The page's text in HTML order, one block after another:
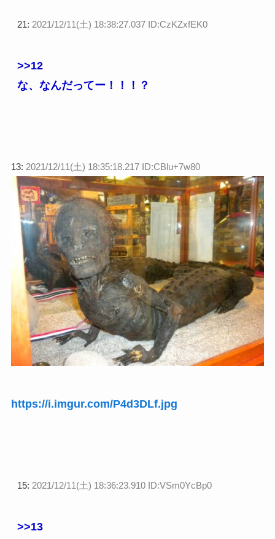
21: 2021/12/11(土) 18:38:27.037 ID:CzKZxfEK0
>>12
な、なんだってー！！！？
13: 2021/12/11(土) 18:35:18.217 ID:CBlu+7w80
https://i.imgur.com/P4d3DLf.jpg
15: 2021/12/11(土) 18:36:23.910 ID:VSm0YcBp0
>>13